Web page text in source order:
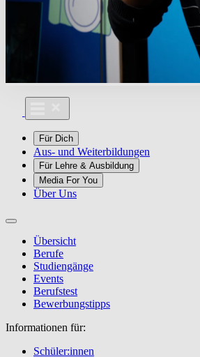
Für Dich
Aus- und Weiterbildungen
Für Lehre & Ausbildung
Media For You
Über Uns
Übersicht
Berufe
Studiengänge
Events
Berufstest
Bewerbungstipps
Informationen für:
Schüler:innen